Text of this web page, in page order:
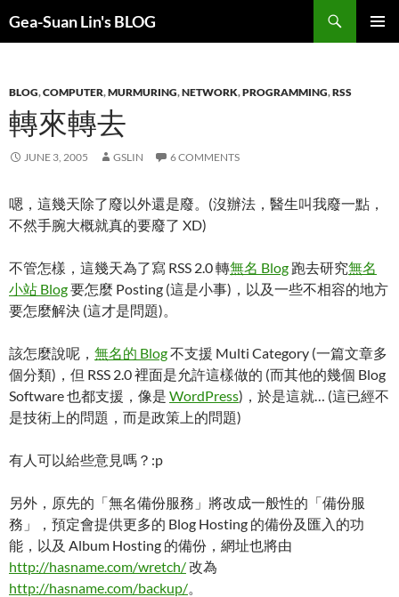
Gea-Suan Lin's BLOG
BLOG,COMPUTER,MURMURING,NETWORK,PROGRAMMING,RSS
轉來轉去
JUNE 3, 2005 GSLIN 6 COMMENTS
嗯，這幾天除了廢以外還是廢。(沒辦法，醫生叫我廢一點，
不然手腕大概就真的要廢了 XD)
不管怎樣，這幾天為了寫 RSS 2.0 轉無名 Blog 跑去研究無名
小站 Blog要怎麼 Posting (這是小事)，以及一些不相容的地方
要怎麼解決 (這才是問題)。
該怎麼說呢， 無名的 Blog不支援 Multi Category (一篇文章多
個分類)，但 RSS 2.0 裡面是允許這樣做的 (而其他的幾個 Blog
Software 也都支援，像是 WordPress)，於是這就… (這已經不
是技術上的問題，而是政策上的問題)
有人可以給些意見嗎？:p
另外，原先的「無名備份服務」將改成一般性的「備份服
務」，預定會提供更多的 Blog Hosting 的備份及匯入的功
能，以及 Album Hosting 的備份，網址也將由
http://hasname.com/wretch/改為
http://hasname.com/backup/。